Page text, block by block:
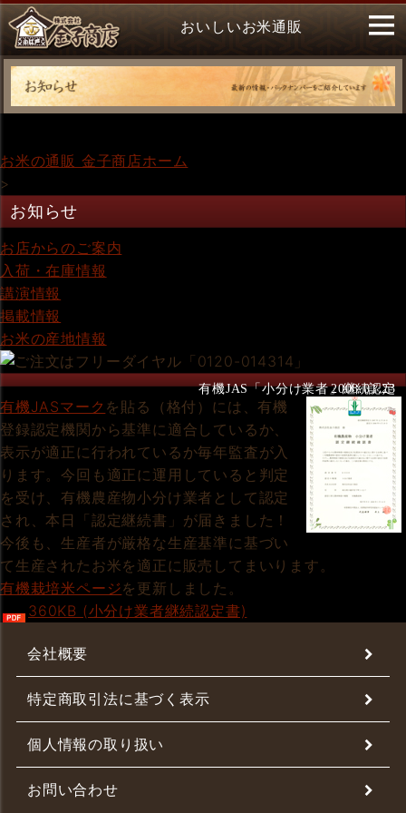
おいしいお米通販
お米の通販 金子商店ホーム
>
お知らせ
お店からのご案内
入荷・在庫情報
講演情報
掲載情報
お米の産地情報
有機JAS「小分け業者」継続認定
2008.01.23
有機JASマーク を貼る（格付）には、有機
登録認定機関から基準に適合しているか、
表示が適正に行われているか毎年監査が入
ります。今回も適正に運用していると判定
を受け、有機農産物小分け業者として認定
され、本日「認定継続書」が届きました！
今後も、生産者が厳格な生産基準に基づい
て生産されたお米を適正に販売してまいります。
有機栽培米ページを更新しました。
360KB (小分け業者継続認定書)
会社概要
特定商取引法に基づく表示
個人情報の取り扱い
お問い合わせ